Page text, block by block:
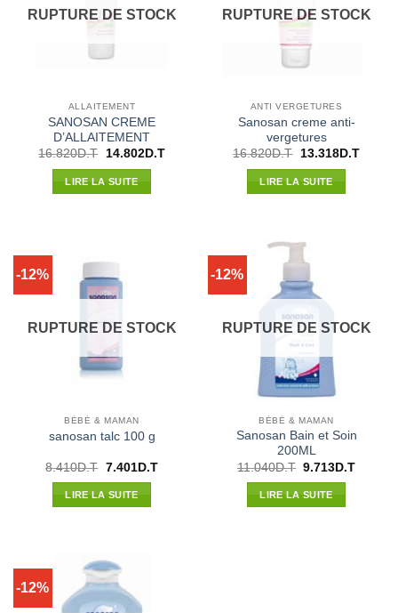
RUPTURE DE STOCK
ALLAITEMENT
SANOSAN CREME
D’ALLAITEMENT
16.820D.T
Le
initial
était :
14.802D.TLe
LIRE LA SUITE
RUPTURE DE STOCK
ANTI VERGETURES
Sanosan creme anti-
vergetures
16.820D.T
Le
initial
était :
13.318D.TLe
LIRE LA SUITE
-12%
RUPTURE DE STOCK
BÉBÉ & MAMAN
sanosan talc 100 g
8.410D.T Le
initial
était :
7.401D.TLe
LIRE LA SUITE
-12%
RUPTURE DE STOCK
BÉBÉ & MAMAN
Sanosan Bain et Soin
200ML
11.040D.T Le
initial
était :
9.713D.TLe
LIRE LA SUITE
-12%